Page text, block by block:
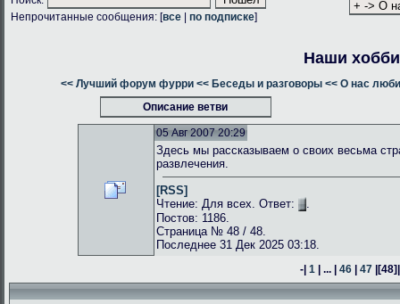
Непрочитанные сообщения: [все по подписке]
Наши хобби
<< Лучший форум фурри << Беседы и разговоры << О нас
Описание ветви
05 Авг 2007 20:29
Здесь мы рассказываем о своих весьма
развлечения.
[RSS]
Чтение: Для всех. Ответ:
.
Постов: 1186.
Страница № 48 / 48.
Последнее 31 Дек 2025 03:18.
-| 1 | ... | 46 | 47 |[48]